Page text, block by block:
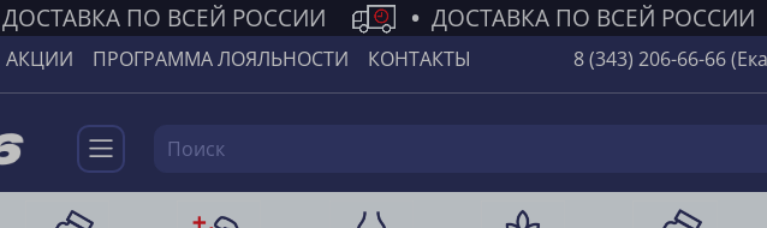
ДОСТАВКА ПО ВСЕЙ РОССИИ • ДОСТАВКА ПО ВСЕЙ РОССИИ
АКЦИИ ПРОГРАММА ЛОЯЛЬНОСТИ КОНТАКТЫ 8 (343) 206-66-66